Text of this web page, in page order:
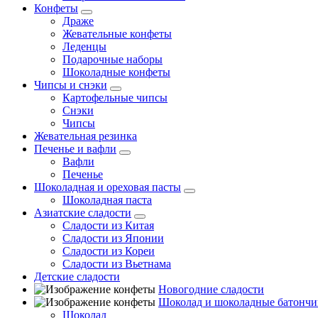
Конфеты
Драже
Жевательные конфеты
Леденцы
Подарочные наборы
Шоколадные конфеты
Чипсы и снэки
Картофельные чипсы
Снэки
Чипсы
Жевательная резинка
Печенье и вафли
Вафли
Печенье
Шоколадная и ореховая пасты
Шоколадная паста
Азиатские сладости
Сладости из Китая
Сладости из Японии
Сладости из Кореи
Сладости из Вьетнама
Детские сладости
Новогодние сладости
Шоколад и шоколадные
Шоколад